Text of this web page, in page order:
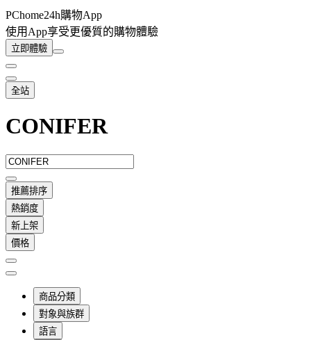
PChome24h購物App
使用App享受更優質的購物體驗
立即體驗
全站
CONIFER
推薦排序
熱銷度
新上架
價格
商品分類
對象與族群
語言